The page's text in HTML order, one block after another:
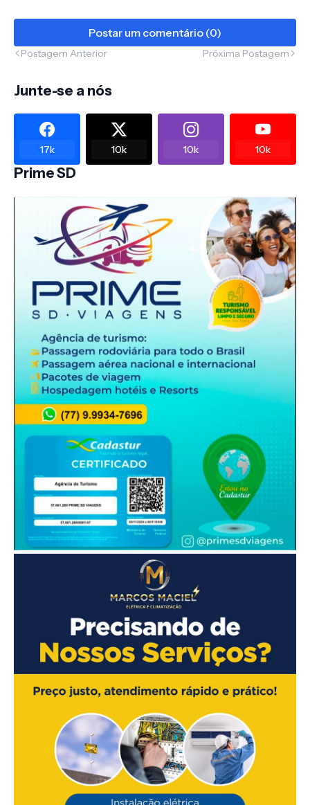
Postar um comentário (0)
Postagem Anterior Próxima Postagem
Junte-se a nós
17k 10k 10k 10k
Prime SD